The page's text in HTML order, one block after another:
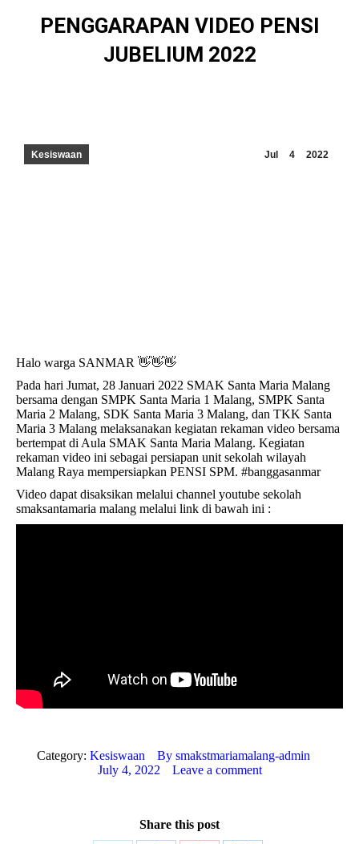
PENGGARAPAN VIDEO PENSI
JUBELIUM 2022
Jul 4 2022
Kesiswaan
Halo warga SANMAR 👋👋👋
Pada hari Jumat, 28 Januari 2022 SMAK Santa Maria Malang
bersama dengan SMPK Santa Maria 1 Malang, SMPK Santa
Maria 2 Malang, SDK Santa Maria 3 Malang, dan TKK Santa
Maria 3 Malang melaksanakan kegiatan rekaman video bersama
bertempat di Aula SMAK Santa Maria Malang. Kegiatan
rekaman video ini sebagai persiapan unit sekolah wilayah
Malang Raya mempersiapkan PENSI SPM. #banggasanmar
Video dapat disaksikan melalui channel youtube sekolah
smaksantamaria malang melalui link di bawah ini :
Category: Kesiswaan By smakstmariamalang-admin
July 4, 2022
Leave a comment
Share this post